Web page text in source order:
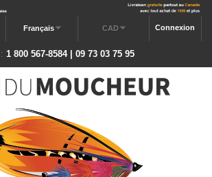
Connexion
CAD
Français
1 800 567-8584 | 09 73 03 75 95